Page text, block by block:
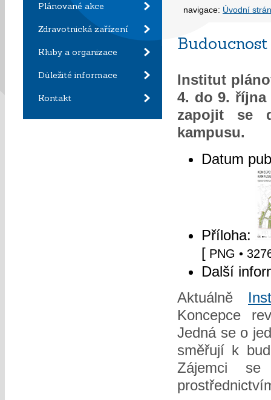
Plánované akce
Zdravotnická zařízení
Kluby a organizace
Důležité informace
Kontakt
navigace: Úvodní
Institut
4. do 9. října
zapojit se
kampusu.
Datum
Příloha:
[ PNG •
Další
Aktuálně
Koncepce
Jedná se o
směřují k
Zájemci